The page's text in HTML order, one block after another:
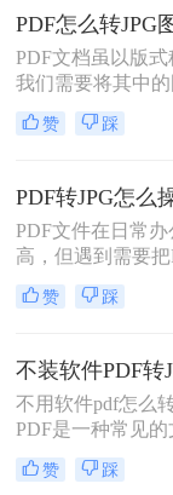
拆解操作步骤，您
图片质量要求和
适合的方法。
PDF文档虽以版
我们需要将其中
编辑，或转成图片
PPT等场景。那么
结论，再逐一拆解
据转换频率、图
求快速选择。
赞 踩
PDF文件在日常
高，但遇到需要
插入文档、发微信
片格式的平台时，
据安全方面差异
模糊失真，在线
业软件又需要安装
费时间，还可能
赞 踩
不用软件pdf怎么
PDF是一种常见
是一种常见的图片
们需要将PDF文件
赞 踩